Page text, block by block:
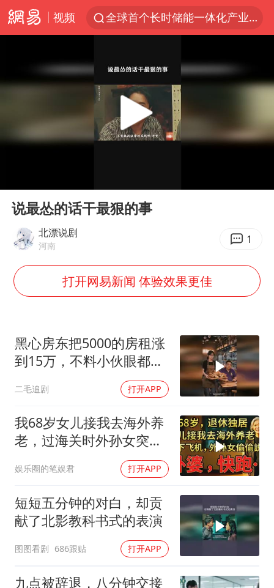
视频
全球首个长时储能一体化产业园量产
“秋天的第一杯奶茶”6岁了
上海：台风白海豚或将带来龙卷风
中巨芯：上半年归母净利润1405.77万元
美股存储板块集体大跌
东航：国内客票提前14天免费退改
日本试射“战斧”导弹，国防部回应
胡彦斌韩磊 谁帮谁
夯实基础开新局
Play
说最怂的话干最狠的事
北漂说剧
河南 1
打开网易新闻 体验效果更佳
黑心房东把5000的房租涨
到15万，不料小伙眼都不
二毛追剧 打开APP
我68岁女儿接我去海外养
老，过海关时外孙女突然
娱乐圈的笔娱君 打开APP
短短五分钟的对白，却贡
献了北影教科书式的表演
图图看剧 686跟贴 打开APP
九点被辞退，八分钟交接